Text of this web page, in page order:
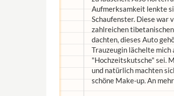
Aufmerksamkeit lenkte
Schaufenster. Diese war
zahlreichen
dachten, dieses Auto
Trauzeugin lächelte
"Hochzeitskutsche" sei.
und natürlich machten
schöne Make-up. An